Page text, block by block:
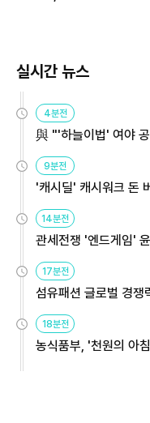
실시간 뉴스
4분전
與 "'하늘이법' 여야
9분전
'캐시딜' 캐시워크 돈
14분전
관세전쟁 '엔드게임'
17분전
섬유패션 글로벌 경
18분전
농식품부, '천원의 아